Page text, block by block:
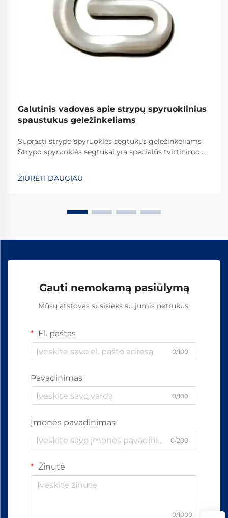
Galutinis vadovas apie strypų spyruoklinius
spaustukus geležinkeliams
Suprasti strypo spyruoklės segtukus geležinkeliams
Strypo spyruoklės segtukai yra specialūs tvirtinimo
pasaulyje esančiuose geležinkelių sistemose. Jie
užtikrina, kad bėgiai būtų tinkamai pritvirtinti, kad
ŽIŪRĖTI DAUGIAU
Gauti nemokamą pasiūlymą
Mūsų atstovas susisieks su jumis netrukus.
El. paštas
0/100
Pavadinimas
0/100
Įmonės pavadinimas
0/200
Žinutė
0/1000